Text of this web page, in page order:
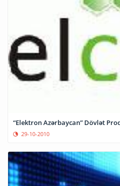
“Elektron Azərbaycan” Dövlət
29-10-2010